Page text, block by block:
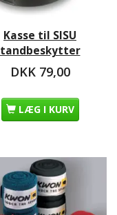
Kasse til SISU
tandbeskytter
DKK 79,00
LÆG I KURV